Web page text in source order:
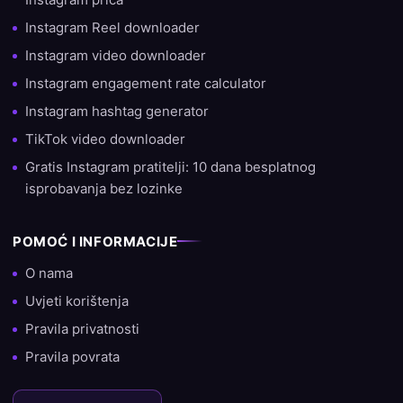
samo brzu isporuku, već i davanje savjeta o najboljoj strategiji
za rast.
Spreman za rast?
Želiš li danas započeti s rastom svog računa? Odaberi
SocialKings i uvjeri se sam zašto smo stranica broj 1 za kupnju
pratitelja, lajkova i pregleda.
Instagram Reel downloader
Instagram video downloader
Instagram engagement rate calculator
Instagram hashtag generator
TikTok video downloader
Gratis Instagram pratitelji: 10 dana besplatnog
isprobavanja bez lozinke
POMOĆ I INFORMACIJE
O nama
Uvjeti korištenja
Pravila privatnosti
Pravila povrata